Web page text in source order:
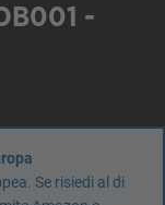
-
Se risiedi al di